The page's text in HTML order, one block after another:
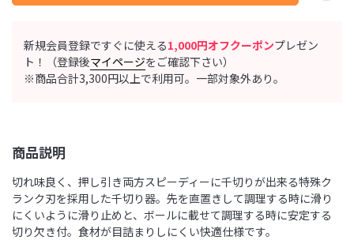
新規会員登録ですぐに使える1,000円オフクーポンプレゼン
ト！（登録後マイページをご確認下さい）
※商品合計3,300円以上で利用可。一部対象外あり。
商品説明
切れ味良く、押し引き両方スピーディーに千切りが出来る特殊ク
ランク刃を採用した千切り器。先を直置きして調理する時に滑り
にくいように滑り止めと、ボールに載せて調理する時に安定する
切り欠き付。食材が目詰まりしにくい快適仕様です。